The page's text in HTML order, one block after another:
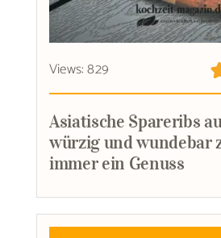
Views: 829
Asiatische Spareribs
würzig und wundebar
immer ein Genuss